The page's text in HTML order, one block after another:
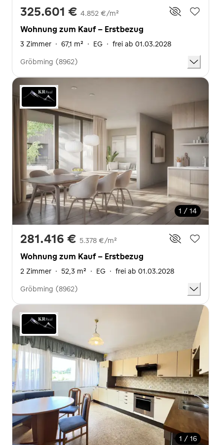
325.601 € 4.852 €/m²
Wohnung zum Kauf - Erstbezug
3 Zimmer · 67,1 m² · EG · frei ab 01.03.2028
Gröbming (8962)
1 / 14
281.416 € 5.378 €/m²
Wohnung zum Kauf - Erstbezug
2 Zimmer · 52,3 m² · EG · frei ab 01.03.2028
Gröbming (8962)
1 / 16